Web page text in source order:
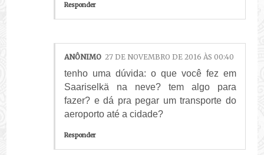
Responder
ANÔNIMO 27 DE NOVEMBRO DE 2016 ÀS 00:40
tenho uma dúvida: o que você fez em
Saariselkä na neve? tem algo para
fazer? e dá pra pegar um transporte do
aeroporto até a cidade?
Responder